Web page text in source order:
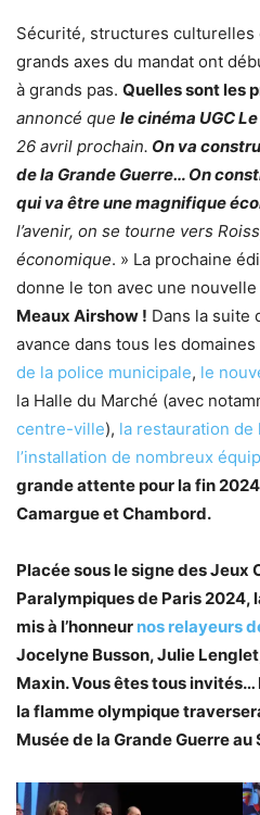
Sécurité, structures culturelles
grands axes du mandat ont
à grands pas. Quelles sont les
annoncé que le cinéma UGC
26 avril prochain. On va
de la Grande Guerre… On
qui va être une magnifique
l’avenir, on se tourne vers
économique. » La prochaine
donne le ton avec une
Meaux Airshow ! Dans la suite
avance dans tous les domaines
de la police municipale, le
la Halle du Marché (avec
centre-ville), la restauration de
l’installation de nombreux
grande attente pour la fin
Camargue et Chambord.
Placée sous le signe des Jeux
Paralympiques de Paris
mis à l’honneur nos relayeurs
Jocelyne Busson, Julie
Maxin. Vous êtes tous
la flamme olympique
Musée de la Grande Guerre